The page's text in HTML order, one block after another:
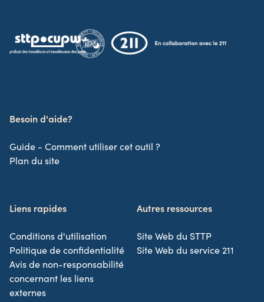
Besoin d'aide?
Guide - Comment utiliser cet outil ?
Plan du site
Liens rapides
Conditions d'utilisation
Politique de confidentialité
Avis de non-responsabilité
concernant les liens
externes
Autres ressources
Site Web du STTP
Site Web du service 211